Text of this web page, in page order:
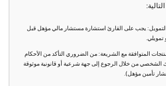
والتمويل: يجب على القارئ استشارة مستشار مالي مؤهل قبل
تمويلي.
المتوافقة مع الشريعة: من الضروري التأكد من الأحكام
الشخصي من خلال الرجوع إلى جهة شرعية أو قانونية موثوقة
تأمين مؤهل).